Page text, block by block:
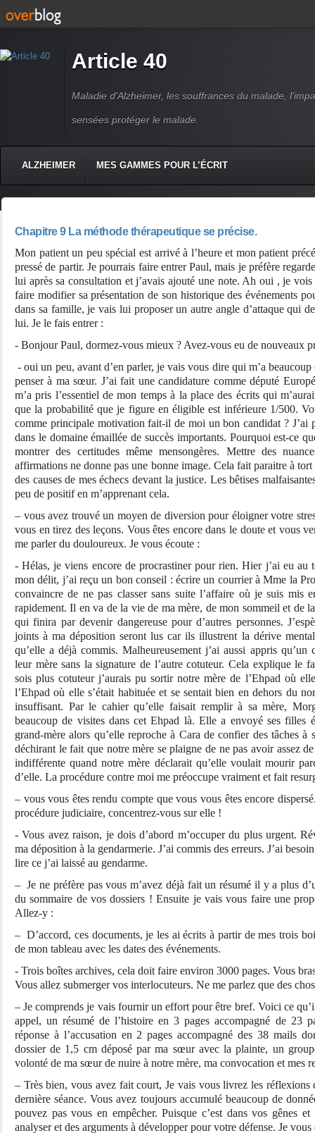
Article 40
Maladie d'Alzheimer, les souffrances du malade,
sensées protéger le malade.
ALZHEIMER MES GAMMES POUR L’ÉCRIT
Chapitre 9 La méthode thérapeutique se précise.
Mon patient un peu spécial est arrivé à l’heure et mon patient
pressé de partir. Je pourrais faire entrer Paul, mais je préfère
lui après sa consultation et j’avais ajouté une note. Ah oui , je
faire modifier sa présentation de son historique des événements
dans sa famille, je vais lui proposer un autre angle d’attaque qui
lui. Je le fais entrer :
- Bonjour Paul, dormez-vous mieux ? Avez-vous eu de nouveaux
- oui un peu, avant d’en parler, je vais vous dire qui m’a
penser à ma sœur. J’ai fait une candidature comme député
m’a pris l’essentiel de mon temps à la place des écrits qui
que la probabilité que je figure en éligible est inférieure 1/500.
comme principale motivation fait-il de moi un bon candidat ? J’ai
dans le domaine émaillée de succès importants. Pourquoi est-ce
montrer des certitudes même mensongères. Mettre des
affirmations ne donne pas une bonne image. Cela fait paraitre à
des causes de mes échecs devant la justice. Les bêtises
peu de positif en m’apprenant cela.
– vous avez trouvé un moyen de diversion pour éloigner votre
vous en tirez des leçons. Vous êtes encore dans le doute et vous
me parler du douloureux. Je vous écoute :
- Hélas, je viens encore de procrastiner pour rien. Hier j’ai eu au
mon délit, j’ai reçu un bon conseil : écrire un courrier à Mme la
convaincre de ne pas classer sans suite l’affaire où je suis mis
rapidement. Il en va de la vie de ma mère, de mon sommeil et de
qui finira par devenir dangereuse pour d’autres personnes.
joints à ma déposition seront lus car ils illustrent la dérive
qu’elle a déjà commis. Malheureusement j’ai aussi appris qu’un
leur mère sans la signature de l’autre cotuteur. Cela explique le
sois plus cotuteur j’aurais pu sortir notre mère de l’Ehpad où
l’Ehpad où elle s’était habituée et se sentait bien en dehors du
insuffisant. Par le cahier qu’elle faisait remplir à sa mère,
beaucoup de visites dans cet Ehpad là. Elle a envoyé ses filles
grand-mère alors qu’elle reproche à Cara de confier des tâches
déchirant le fait que notre mère se plaigne de ne pas avoir assez
indifférente quand notre mère déclarait qu’elle voulait mourir
d’elle. La procédure contre moi me préoccupe vraiment et fait
– vous vous êtes rendu compte que vous vous êtes encore
procédure judiciaire, concentrez-vous sur elle !
- Vous avez raison, je dois d’abord m’occuper du plus urgent.
ma déposition à la gendarmerie. J’ai commis des erreurs. J’ai
lire ce j’ai laissé au gendarme.
– Je ne préfère pas vous m’avez déjà fait un résumé il y a plus
du sommaire de vos dossiers ! Ensuite je vais vous faire une
Allez-y :
– D’accord, ces documents, je les ai écrits à partir de mes trois
de mon tableau avec les dates des événements.
- Trois boîtes archives, cela doit faire environ 3000 pages. Vous
Vous allez submerger vos interlocuteurs. Ne me parlez que des
– Je comprends je vais fournir un effort pour être bref. Voici ce
appel, un résumé de l’histoire en 3 pages accompagné de 23
réponse à l’accusation en 2 pages accompagné des 38 mails
dossier de 1,5 cm déposé par ma sœur avec la plainte, un
volonté de ma sœur de nuire à notre mère, ma convocation et mes
– Très bien, vous avez fait court, Je vais vous livrez les réflexions
dernière séance. Vous avez toujours accumulé beaucoup de
pouvez pas vous en empêcher. Puisque c’est dans vos gênes
analyser et des arguments à développer pour votre défense. Je